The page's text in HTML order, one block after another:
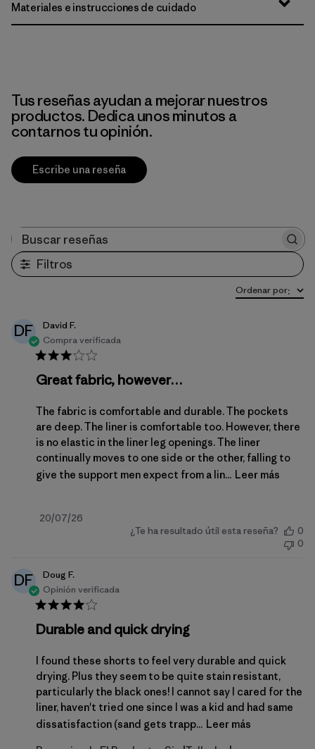
Materiales e instrucciones de cuidado
Tus reseñas ayudan a mejorar nuestros
productos. Dedica unos minutos a
contarnos tu opinión.
Escribe una reseña
Filtros
Ordenar por:
DF
David F.
Compra verificada
Great fabric, however…
The fabric is comfortable and durable. The pockets
are deep. The liner is comfortable too. However, there
is no elastic in the liner leg openings. The liner
continually moves to one side or the other, falling to
give the support men expect from a lin... Leer más
Fecha
20/07/26
¿Te ha resultado útil esta reseña?
0
0
DF
Doug F.
Opinión verificada
Durable and quick drying
I found these shorts to feel very durable and quick
drying. Plus they seem to be quite stain resistant,
particularly the black ones! I cannot say I cared for the
liner, haven't tried one since I was a kid and had same
dissatisfaction (sand gets trapp... Leer más